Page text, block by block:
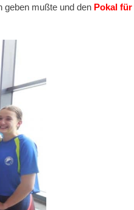
geben mußte und den Pokal für